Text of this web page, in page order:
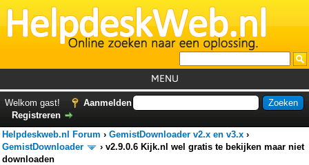
MENU
Foutcodes
Welkom gast!
Aanmelden
Registreren
Helpdeskweb.nl Forum › GemistDownloader v2.x en v3.x ›
GemistDownloader
› v2.9.0.6 Kijk.nl wel gratis te bekijken maar niet
downloaden